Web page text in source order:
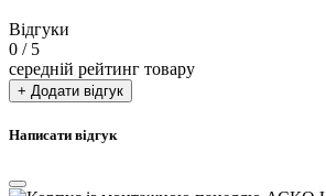
Відгуки
0 / 5
середній рейтинг товару
+ Додати відгук
Написати відгук